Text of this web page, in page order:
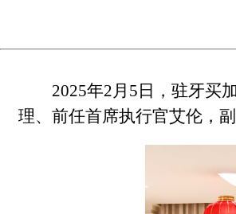
2025年2月5日，驻牙买
理、前任首席执行官艾伦，